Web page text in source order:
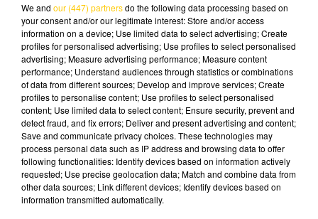
Lecture (5 min 52 sec)
13 juin 2026 - 5 min 52 sec
L'INFO DE LA LOZÈRE DU 13/06/26 À
12H00
L'info de la Lozère
We and our (447) partnersdo the following data processing based on
your consent and/or our legitimate interest: Store and/or access
information on a device; Use limited data to select advertising; Create
profiles for personalised advertising; Use profiles to select personalised
advertising; Measure advertising performance; Measure content
performance; Understand audiences through statistics or combinations
of data from different sources; Develop and improve services; Create
profiles to personalise content; Use profiles to select personalised
content; Use limited data to select content; Ensure security, prevent and
detect fraud, and fix errors; Deliver and present advertising and content;
Save and communicate privacy choices. These technologies may
process personal data such as IP address and browsing data to offer
following functionalities: Identify devices based on information actively
requested; Use precise geolocation data; Match and combine data from
other data sources; Link different devices; Identify devices based on
information transmitted automatically.